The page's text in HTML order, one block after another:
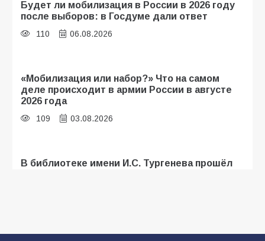
Будет ли мобилизация в России в 2026 году
после выборов: в Госдуме дали ответ
110 06.08.2026
«Мобилизация или набор?» Что на самом
деле происходит в армии России в августе
2026 года
109 03.08.2026
В библиотеке имени И.С. Тургенева прошёл